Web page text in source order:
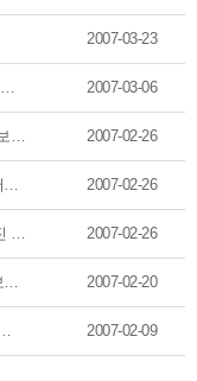
2007-03-23
2007-03-06
2007-02-26
2007-02-26
2007-02-26
2007-02-20
2007-02-09